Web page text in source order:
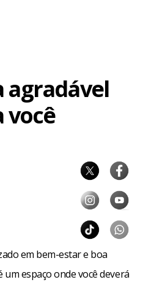
agradável
você
em bem-estar e boa
espaço onde você deverá